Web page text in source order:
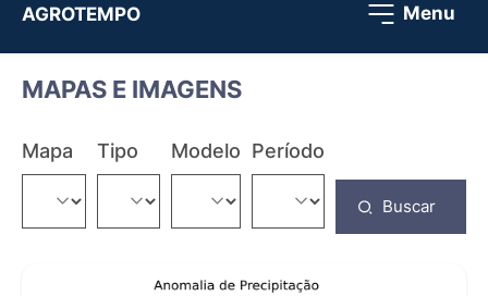
AGROTEMPO Menu
MAPAS E IMAGENS
Mapa Tipo Modelo Período
Buscar